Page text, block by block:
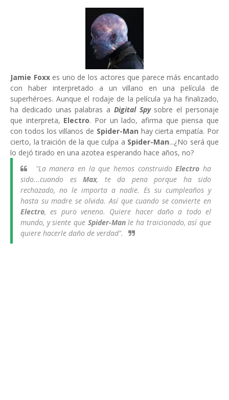
Jamie Foxx es uno de los actores que parece más encantado
con haber interpretado a un villano en una película de
superhéroes. Aunque el rodaje de la película ya ha finalizado,
ha dedicado unas palabras a Digital Spy sobre el personaje
que interpreta, Electro. Por un lado, afirma que piensa que
con todos los villanos de Spider-Man hay cierta empatía. Por
cierto, la traición de la que culpa a Spider-Man...¿No será que
lo dejó tirado en una azotea esperando hace años, no?
"La manera en la que hemos construidoElectroha
sido...cuando es Max, te da pena porque ha sido
rechazado, no le importa a nadie. Es su cumpleaños y
hasta su madre se olvida. Así que cuando se convierte en
Electro, es puro veneno. Quiere hacer daño a todo el
mundo, y siente que Spider-Manle ha traicionado, así que
quiere hacerle daño de verdad".